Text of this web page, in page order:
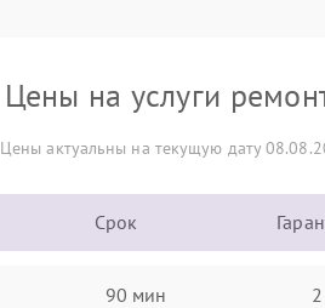
Цены на услуги
Цены актуальны на текущую дату
Срок
90 мин